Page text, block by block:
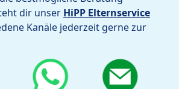
dir unser HiPP Elternservice
Kanäle jederzeit gerne zur